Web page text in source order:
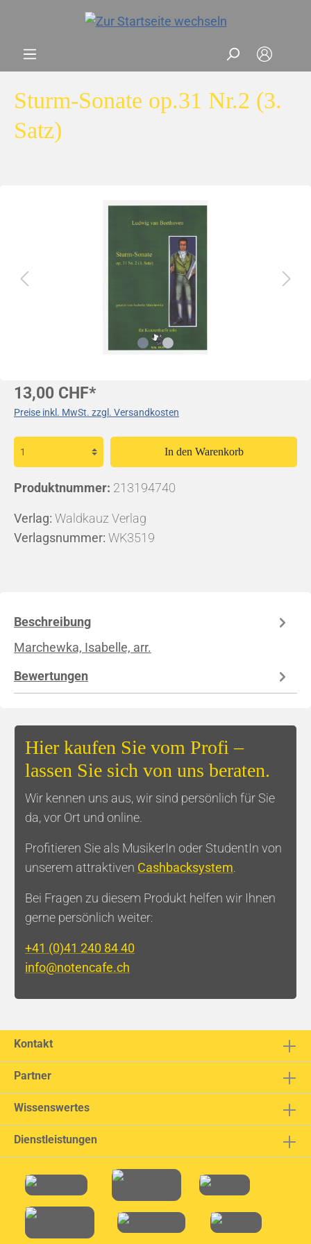
Sturm-Sonate op.31 Nr.2 (3.
Satz)
13,00 CHF*
Preise inkl. MwSt. zzgl. Versandkosten
In den Warenkorb
Produktnummer: 213194740
Verlag: Waldkauz Verlag
Verlagsnummer: WK3519
Beschreibung
Marchewka, Isabelle, arr.
Bewertungen
Hier kaufen Sie vom Profi –
lassen Sie sich von uns beraten.
Wir kennen uns aus, wir sind persönlich für Sie
da, vor Ort und online.
Profitieren Sie als MusikerIn oder StudentIn von
unserem attraktiven Cashbacksystem.
Bei Fragen zu diesem Produkt helfen wir Ihnen
gerne persönlich weiter:
+41 (0)41 240 84 40
info@notencafe.ch
Kontakt
Partner
Wissenswertes
Dienstleistungen